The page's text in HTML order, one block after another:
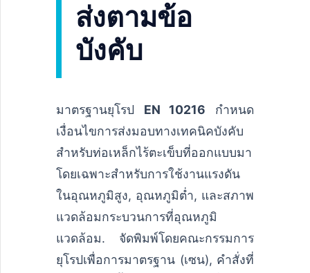
ส่งตามข้อ
บังคับ
มาตรฐานยุโรป EN 10216 กำหนด
เงื่อนไขการส่งมอบทางเทคนิคบังคับ
สำหรับท่อเหล็กไร้ตะเข็บที่ออกแบบมา
โดยเฉพาะสำหรับการใช้งานแรงดัน
ในอุณหภูมิสูง, อุณหภูมิต่ำ, และสภาพ
แวดล้อมกระบวนการที่อุณหภูมิ
แวดล้อม. จัดพิมพ์โดยคณะกรรมการ
ยุโรปเพื่อการมาตรฐาน (เซน), คำสั่งที่